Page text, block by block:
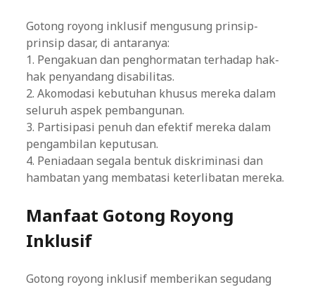
Gotong royong inklusif mengusung prinsip-
prinsip dasar, di antaranya:
1. Pengakuan dan penghormatan terhadap hak-
hak penyandang disabilitas.
2. Akomodasi kebutuhan khusus mereka dalam
seluruh aspek pembangunan.
3. Partisipasi penuh dan efektif mereka dalam
pengambilan keputusan.
4. Peniadaan segala bentuk diskriminasi dan
hambatan yang membatasi keterlibatan mereka.
Manfaat Gotong Royong
Inklusif
Gotong royong inklusif memberikan segudang